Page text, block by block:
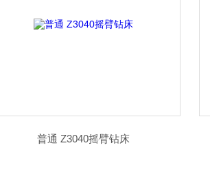
普通 Z3040摇臂钻床